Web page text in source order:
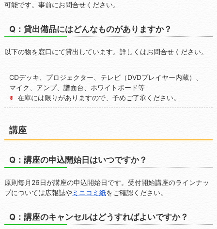
可能です。事前にお問合せください。
Q：貸出備品にはどんなものがありますか？
以下の物を窓口にて貸出しています。詳しくはお問合せください。
CDデッキ、プロジェクター、テレビ（DVDプレイヤー内蔵）、
マイク、アンプ、譜面台、ホワイトボード等
在庫には限りがありますので、予めご了承ください。
講座
Q：講座の申込開始日はいつですか？
原則毎月26日が講座の申込開始日です。受付開始講座のラインナッ
プについては広報誌やミニコミ紙をご確認ください。
Q：講座のキャンセルはどうすればよいですか？